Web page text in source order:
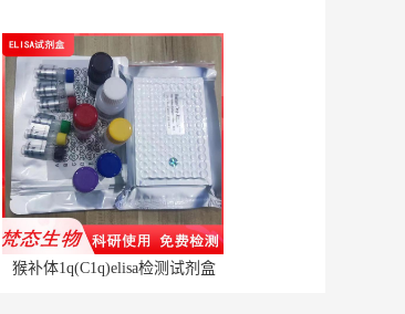
猴补体1q(C1q)elisa检测试剂盒